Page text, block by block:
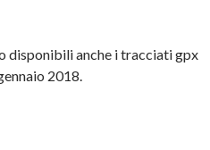
disponibili anche i tracciati gpx
2018.